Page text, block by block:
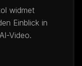
widmet
Einblick in
Video.